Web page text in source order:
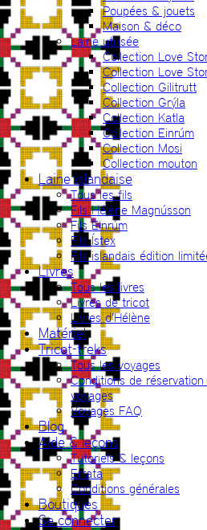
Poupées & jouets
Maison & déco
Laine utilisée
Collection Love
Collection Love
Collection Gilitrutt
Collection Grýla
Collection Katla
Collection Einrúm
Collection Mosi
Collection mouton
Laine islandaise
Tous les fils
Fils Hélène Magnússon
Fils Einrúm
Fils Ístex
Fils islandais édition
Livres
Tous les livres
Livres de tricot
Livres d’Hélène
Matériel
Tricot-treks
Tous les voyages
Conditions de réservation
voyages
Voyages FAQ
Blog
Aide & leçons
Tutoriels & leçons
Errata
Conditions générales
Boutiques
Se connecter